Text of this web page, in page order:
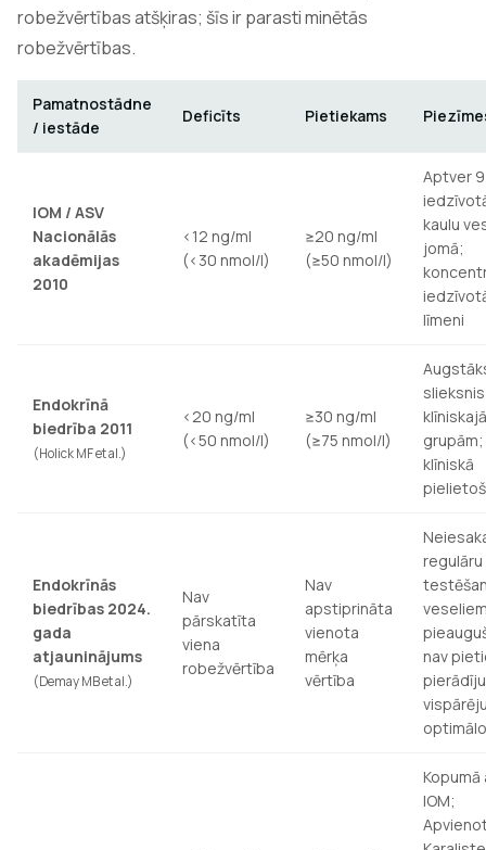
robežvērtības atšķiras; šīs ir parasti minētās
robežvērtības.
Pamatnostādne
/ iestāde
Deficīts Pietiekams
IOM / ASV
Nacionālās
akadēmijas
2010
<12 ng/ml
(<30 nmol/l)
≥20 ng/ml
(≥50 nmol/l)
Aptver
kaulu
jomā;
līmeni
Endokrīnā
biedrība 2011
(Holick MF et al.)
<20 ng/ml
(<50 nmol/l)
≥30 ng/ml
(≥75 nmol/l)
slieksnis
klīniskā
Endokrīnās
biedrības 2024.
gada
atjauninājums
(Demay MB et al.)
Nav
pārskatīta
viena
robežvērtība
Nav
apstiprināta
vienota
mērķa
vērtība
regulāru
nav
IOM;